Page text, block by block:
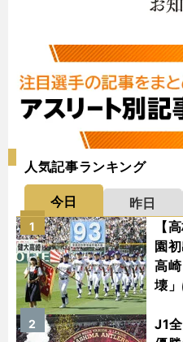
人気記事ランキング
今日 昨日
【
園
高
壊
1
J1
2